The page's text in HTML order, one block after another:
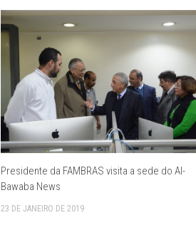
Presidente da FAMBRAS visita a sede do Al-
Bawaba News
23 DE JANEIRO DE 2019